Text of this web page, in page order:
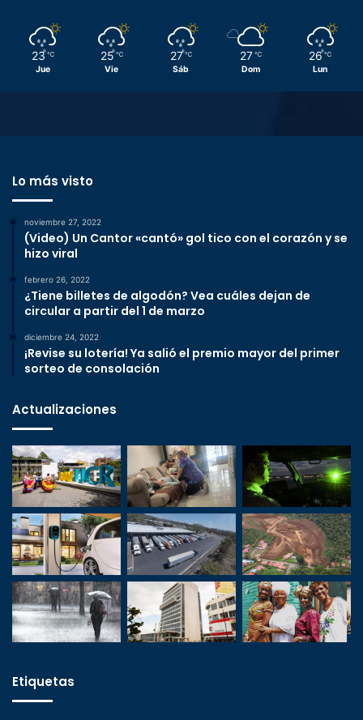
23 ℃
Jue
25 ℃
Vie
27 ℃
Sáb
27 ℃
Dom
26 ℃
Lun
Lo más visto
noviembre 27, 2022
(Video) Un Cantor «cantó» gol tico con el corazón y se
hizo viral
febrero 26, 2022
¿Tiene billetes de algodón? Vea cuáles dejan de
circular a partir del 1 de marzo
diciembre 24, 2022
¡Revise su lotería! Ya salió el premio mayor del primer
sorteo de consolación
Actualizaciones
Etiquetas